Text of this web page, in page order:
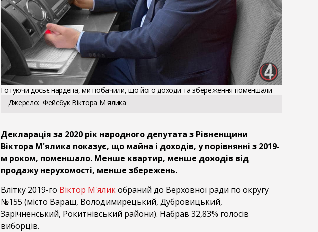
Готуючи досьє нардепа, ми побачили, що його доходи та збереження поменшали
Джерело Фейсбук Віктора М'ялика
Декларація за 2020 рік народного депутата з Рівненщини
Віктора М'ялика показує, що майна і доходів, у порівнянні з 2019-
м роком, поменшало. Менше квартир, менше доходів від
продажу нерухомості, менше збережень.
Влітку 2019-го Віктор М'яликобраний до Верховної ради по округу
№155 (місто Вараш, Володимирецький, Дубровицький,
Зарічненський, Рокитнівський райони). Набрав 32,83% голосів
виборців.